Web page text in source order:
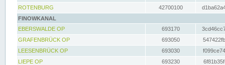
ROTENBURG
42700100
FINOWKANAL
EBERSWALDE OP
693170
GRAFENBRÜCK OP
693050
LEESENBRÜCK OP
693030
LIEPE OP
693230